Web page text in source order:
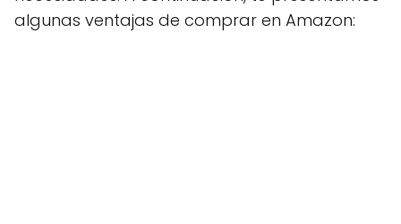
algunas ventajas de comprar en Amazon: